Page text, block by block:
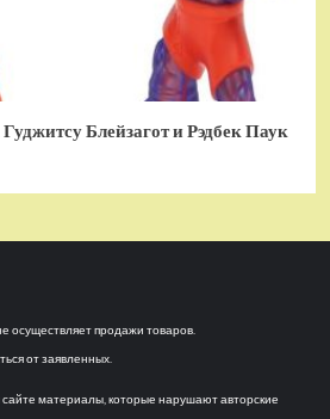
Блейзагот и Рэдбек Паук
осуществляет продажи товаров.
от заявленных.
материалы, которые нарушают авторские